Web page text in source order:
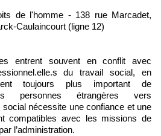
de l'homme - 138 rue Marcadet,
Caulaincourt (ligne 12)
entrent souvent en conflit avec
du travail social, en
toujours plus important de
personnes étrangères vers
nécessite une confiance et une
compatibles avec les missions de
l’administration.